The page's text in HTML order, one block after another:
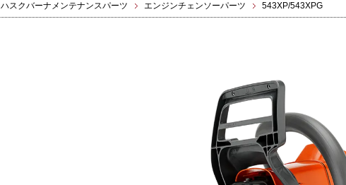
ハスクバーナメンテナンスパーツ エンジンチェンソーパーツ 543XP/543XPG